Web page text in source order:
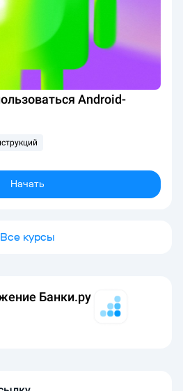
Android-
Начать
Все курсы
Банки.ру